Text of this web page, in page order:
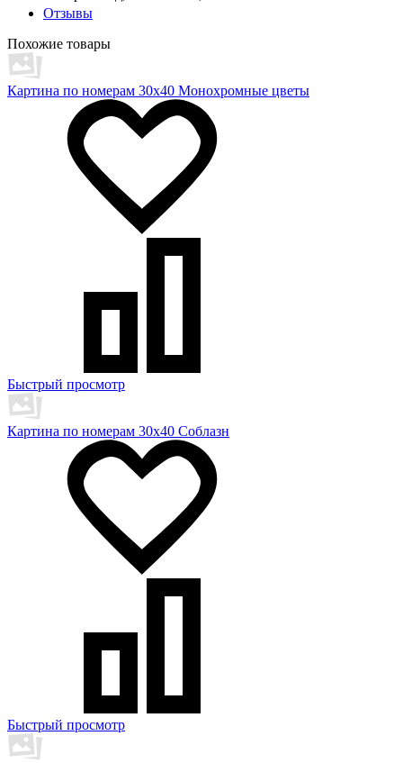
Отзывы
Похожие товары
Картина по номерам 30х40 Монохромные цветы
Быстрый просмотр
Картина по номерам 30х40 Соблазн
Быстрый просмотр